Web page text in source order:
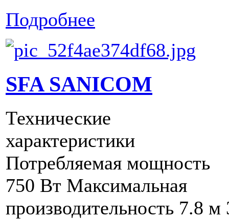
Подробнее
SFA SANICOM
Технические
характеристики
Потребляемая мощность
750 Вт Максимальная
производительность 7.8 м